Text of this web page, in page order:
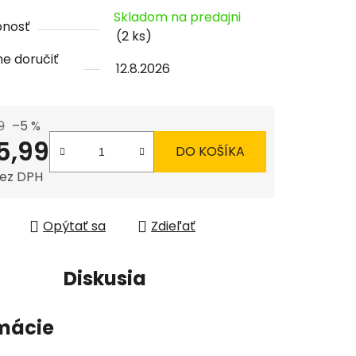
Skladom na predajni
(2 ks)
doručiť
12.8.2026
–5 %
DPH
DO KOŠÍKA
Opýtať sa Zdieľať
Diskusia